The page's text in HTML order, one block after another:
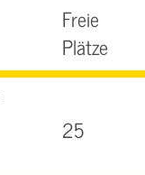
Freie
Plätze
25